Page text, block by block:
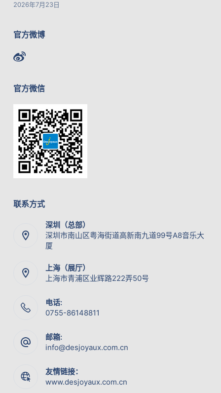
2026年7月23日
官方微博
官方微信
联系方式
深圳（总部）
深圳市南山区粤海街道高新南九道99号A8音乐大
厦
上海（展厅）
上海市青浦区业辉路222弄50号
电话:
0755-86148811
邮箱:
info@desjoyaux.com.cn
友情链接：
www.desjoyaux.com.cn